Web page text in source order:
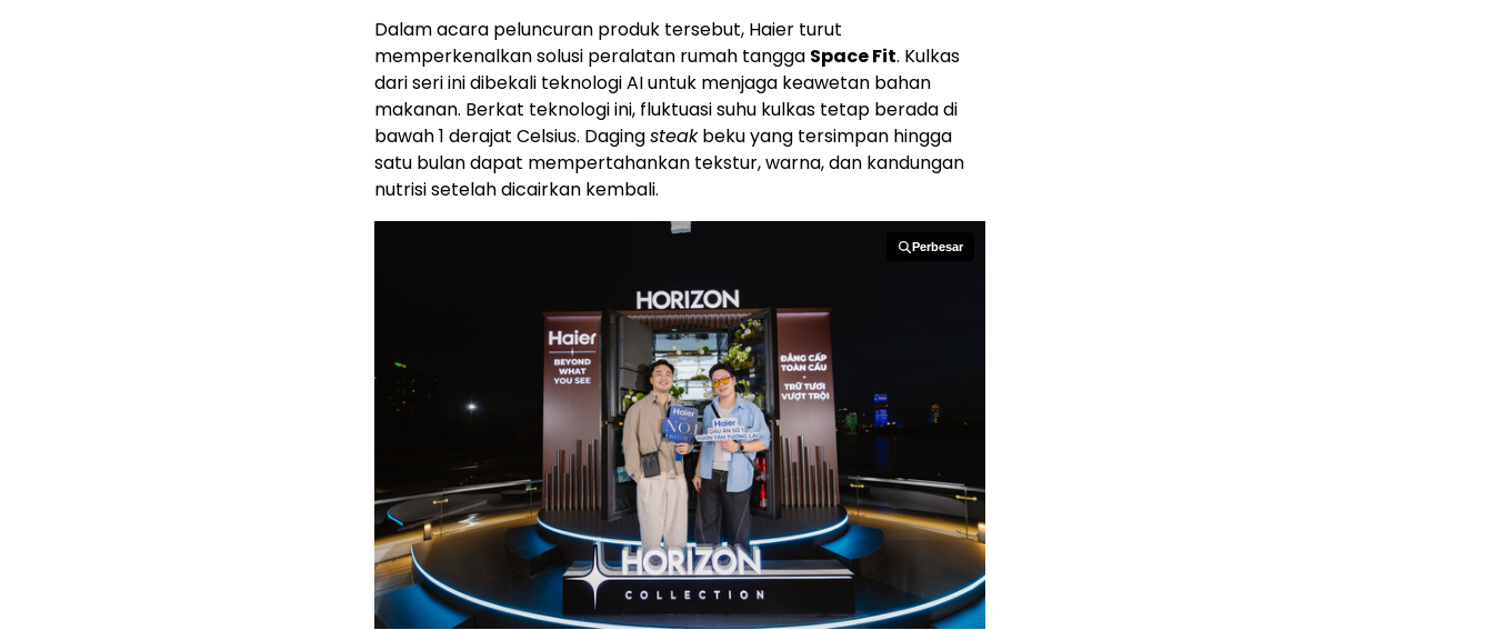
Dalam acara peluncuran produk tersebut, Haier turut
memperkenalkan solusi peralatan rumah tangga Space Fit. Kulkas
dari seri ini dibekali teknologi AI untuk menjaga keawetan bahan
makanan. Berkat teknologi ini, fluktuasi suhu kulkas tetap berada di
bawah 1 derajat Celsius. Dagingsteakbeku yang tersimpan hingga
satu bulan dapat mempertahankan tekstur, warna, dan kandungan
nutrisi setelah dicairkan kembali.
Perbesar
Perbesar